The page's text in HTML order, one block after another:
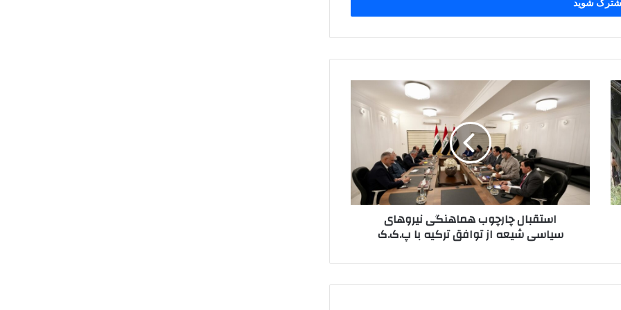
ل
چ
ا
ب
استقبال چارچوب هماهنگی نیروهای
سیاسی شیعه از توافق ترکیه با پ.ک.ک